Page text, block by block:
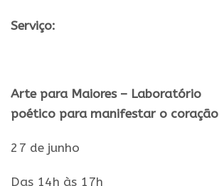
Serviço:
Arte para Maiores– Laboratório
poético paramanifestar o coração
27 de junho
Das 14h às 17h